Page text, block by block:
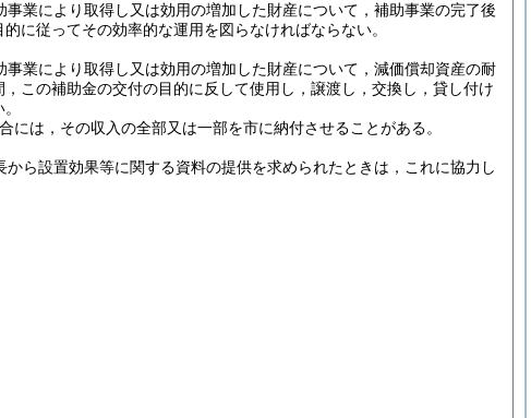
業により取得し又は効用の増加した財産について，補助事業の完了後
に従ってその効率的な運用を図らなければならない。
業により取得し又は効用の増加した財産について，減価償却資産の耐
この補助金の交付の目的に反して使用し，譲渡し，交換し，貸し付け
は，その収入の全部又は一部を市に納付させることがある。
ら設置効果等に関する資料の提供を求められたときは，これに協力し